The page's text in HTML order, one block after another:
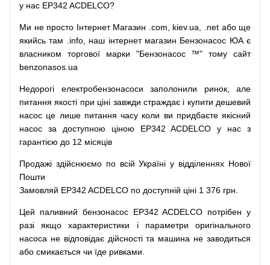
у нас EP342 ACDELCO?
Ми не просто Інтернет Магазин .com kiev.ua .net або ще
якийсь там .info, наш інтернет магазин Бензонасос ЮА є
власником
торгової марки "Бензонасос ™" тому
сайт
benzonasos.ua
Недорогі електробензонасоси заполонили ринок,
але
питання якості при ціні завжди страждає і купити дешевий
насос це лише питання часу коли ви придбаєте якісний
насос
за доступною ціною EP342 ACDELCO у нас з
гарантією до 12 місяців
Продажі здійснюємо по всій Україні у відділеннях Нової
Пошти
Замовляй EP342 ACDELCO по доступній ціні 1 376 грн.
Цей паливний бензонасосEP342 ACDELCO потрібен у
разі
якщо характеристики і параметри
оригінального
насоса не відповідає дійсності та машина не заводиться
або смикається чи їде ривками